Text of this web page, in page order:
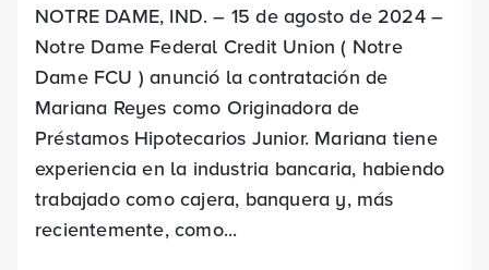
NOTRE DAME, IND. – 15 de agosto de 2024 –
Notre Dame Federal Credit Union ( Notre
Dame FCU ) anunció la contratación de
Mariana Reyes como Originadora de
Préstamos Hipotecarios Junior. Mariana tiene
experiencia en la industria bancaria, habiendo
trabajado como cajera, banquera y, más
recientemente, como...